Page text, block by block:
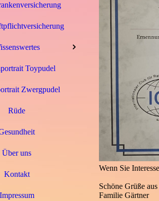
Toypudel
Zwergpudel
Rüde
Über uns
Kontakt
Impressum
Wenn Sie
Schöne Grüße
Familie Gärtner